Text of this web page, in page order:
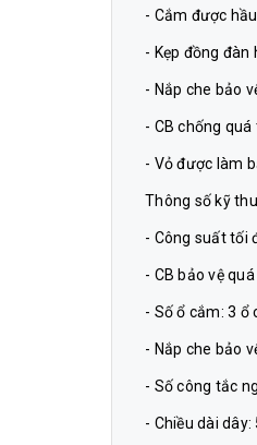
- Cắm được
- Kẹp đồng
- Nắp che bảo
- CB chống
- Vỏ được làm
Thông số kỹ
- Công suất tối
- CB bảo vệ
- Số ổ cắm: 3 ổ
- Nắp che bảo
- Số công tắc
- Chiều dài dây: